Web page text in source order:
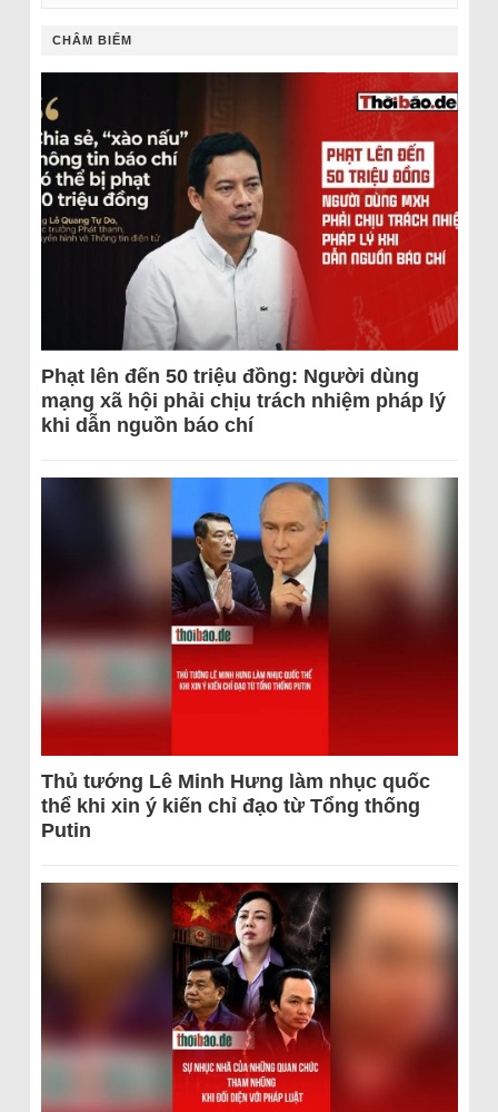
CHÂM BIẾM
Phạt lên đến 50 triệu đồng: Người dùng
mạng xã hội phải chịu trách nhiệm pháp lý
khi dẫn nguồn báo chí
Thủ tướng Lê Minh Hưng làm nhục quốc
thể khi xin ý kiến chỉ đạo từ Tổng thống
Putin